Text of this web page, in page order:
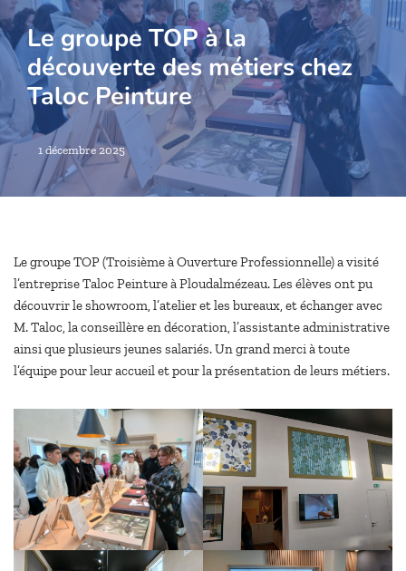
Le groupe TOP à la
découverte des métiers chez
Taloc Peinture
1 décembre 2025
Le groupe TOP (Troisième à Ouverture Professionnelle) a visité
l’entreprise Taloc Peinture à Ploudalmézeau. Les élèves ont pu
découvrir le showroom, l’atelier et les bureaux, et échanger avec
M. Taloc, la conseillère en décoration, l’assistante administrative
ainsi que plusieurs jeunes salariés. Un grand merci à toute
l’équipe pour leur accueil et pour la présentation de leurs métiers.